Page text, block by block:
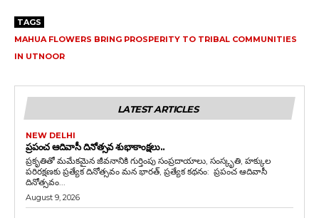
TAGS
MAHUA FLOWERS BRING PROSPERITY TO TRIBAL COMMUNITIES
IN UTNOOR
LATEST ARTICLES
NEW DELHI
ప్రపంచ ఆదివాసీ దినోత్సవ శుభాకాంక్షలు..
ప్రకృతితో మమేకమైన జీవనానికి గుర్తింపు సంప్రదాయాలు, సంస్కృతి, హక్కుల
పరిరక్షణకు ప్రత్యేక దినోత్సవం మన భారత్, ప్రత్యేక కథనం: ప్రపంచ ఆదివాసీ
దినోత్సవం...
August 9, 2026